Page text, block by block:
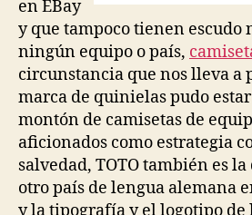
en EBay
y que tampoco tienen escudo
ningún equipo o país,
circunstancia que nos lleva a
marca de quinielas pudo
montón de camisetas de
aficionados como estrategia
salvedad, TOTO también es
otro país de lengua alemana
y la tipografía y el logotipo de